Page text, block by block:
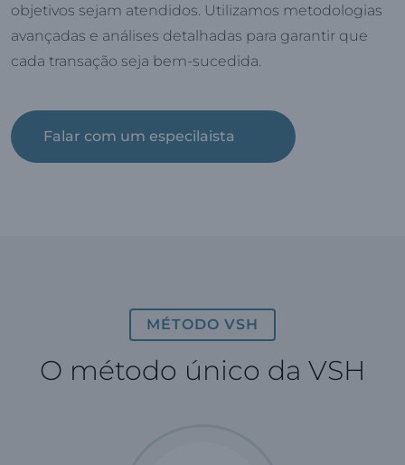
objetivos sejam atendidos. Utilizamos metodologias
avançadas e análises detalhadas para garantir que
cada transação seja bem-sucedida.
Falar com um especilaista
MÉTODO VSH
O método único da VSH